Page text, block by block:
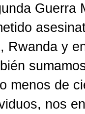
Guerra
Rwanda y
menos de
nos